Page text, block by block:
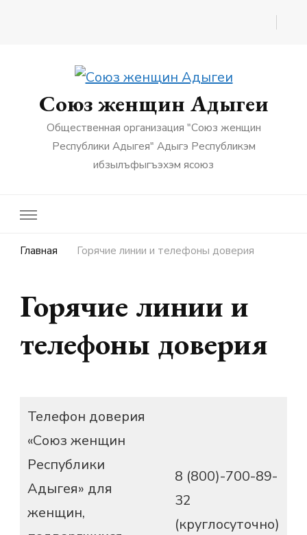
Союз женщин Адыгеи
Общественная организация "Союз женщин
Республики Адыгея" Адыгэ Республикэм
ибзылъфыгъэхэм ясоюз
Главная Горячие линии и телефоны доверия
Горячие линии и
телефоны доверия
Телефон доверия
«Союз женщин
Республики
Адыгея» для
женщин,
8 (800)-700-89-
32
(круглосуточно)